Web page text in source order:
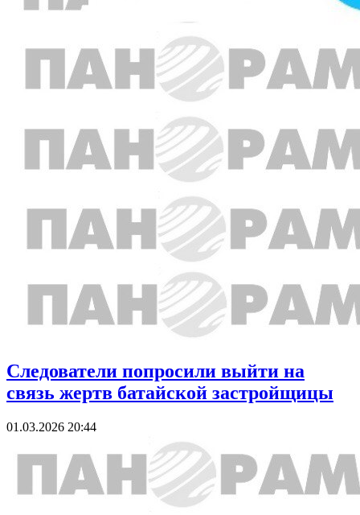
Следователи попросили выйти на
связь жертв батайской застройщицы
01.03.2026 20:44